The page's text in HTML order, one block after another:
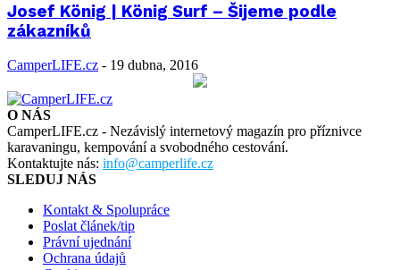
Josef König | König Surf – Šijeme podle
zákazníků
CamperLIFE.cz - 19 dubna, 2016
O NÁS
CamperLIFE.cz - Nezávislý internetový magazín pro příznivce
karavaningu, kempování a svobodného cestování.
Kontaktujte nás: info@camperlife.cz
SLEDUJ NÁS
Kontakt & Spolupráce
Poslat článek/tip
Právní ujednání
Ochrana údajů